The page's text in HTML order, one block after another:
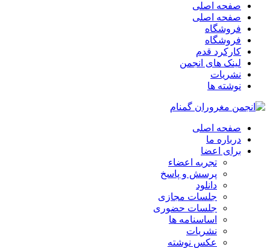
صفحه اصلی
صفحه اصلی
فروشگاه
فروشگاه
کارکرد قدم
لینک های انجمن
نشریات
نوشته ها
صفحه اصلی
درباره ما
برای اعضا
تجربه اعضاء
پرسش و پاسخ
دانلود
جلسات مجازی
جلسات حضوری
اساسنامه ها
نشریات
عکس نوشته